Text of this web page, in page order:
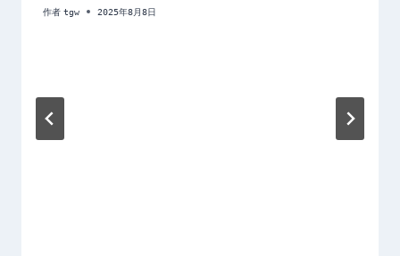
作者 tgw 2025年8月8日